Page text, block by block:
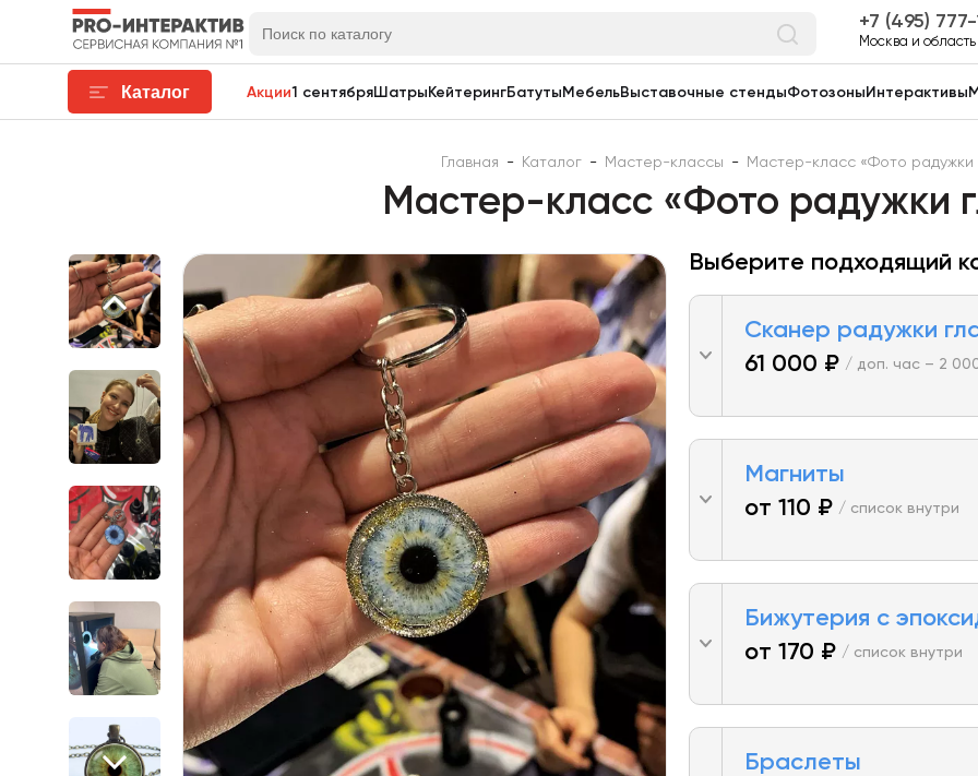
7 (495)
Москва и область
Каталог Акции1 сентябряШатры КейтерингБатуты МебельВыставочные стендыФотозоны Интерактивы
Главная - Каталог - Мастер-классы - Мастер-класс «Фото радужки
Мастер-класс «Фото радужки
Выберите подходящий
Сканер радужки
61 000 ₽ / доп. час – 2
Магниты
от 110 ₽ / список внутри
Бижутерия с
от 170 ₽ / список внутри
Браслеты